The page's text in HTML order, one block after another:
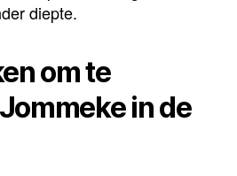
diepte.
om te
in de